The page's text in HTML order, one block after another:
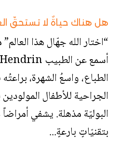
هل هناك حياةٌ لا تستحقّ
“اختار الله جهّال هذا
الطباع، واسعُ الشهرة،
الجراحية للأطفال
البوليّة مذهلة. يشفي أمراضاً
بتقنيّاتٍ بارعةٍ...